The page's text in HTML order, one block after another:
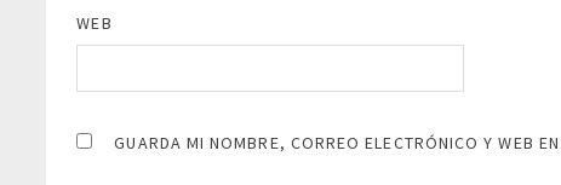
WEB
GUARDA MI NOMBRE, CORREO ELECTRÓNICO Y WEB